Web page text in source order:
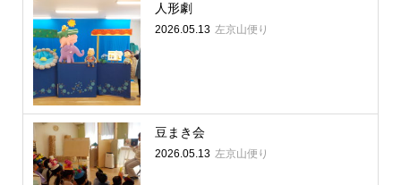
人形劇
2026.05.13 左京山便り
豆まき会
2026.05.13 左京山便り